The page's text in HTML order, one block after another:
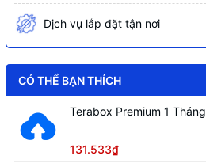
Quản lý
Dịch vụ lắp đặt tận nơi
CÓ THỂ BẠN THÍCH
Terabox Premium 1 Tháng
131.533₫